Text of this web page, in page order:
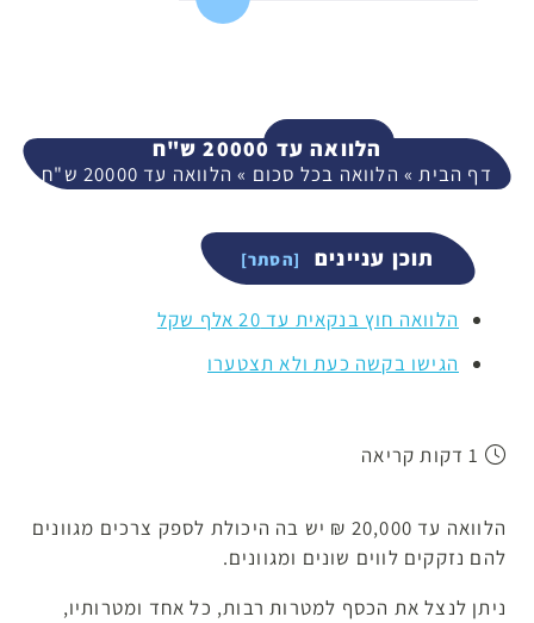
המשך
הלוואה עד 20000 ש"ח
דף הבית » הלוואה בכל סכום »הלוואה עד 20000 ש"ח
תוכן עניינים
הלוואה חוץ בנקאית עד 20 אלף שקל
הגישו בקשה כעת ולא תצטערו
הלוואה עד 20,000 ₪ יש בה היכולת לספק צרכים מגוונים
להם נזקקים לווים שונים ומגוונים.
ניתן לנצל את הכסף למטרות רבות, כל אחד ומטרותיו,